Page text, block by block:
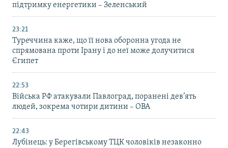
підтримку енергетики – Зеленський
23:21
Туреччина каже, що її нова оборонна угода не
спрямована проти Ірану і до неї може долучитися
Єгипет
22:53
Війська РФ атакували Павлоград, поранені дев’ять
людей, зокрема чотири дитини – ОВА
22:43
Лубінець: у Берегівському ТЦК чоловіків незаконно